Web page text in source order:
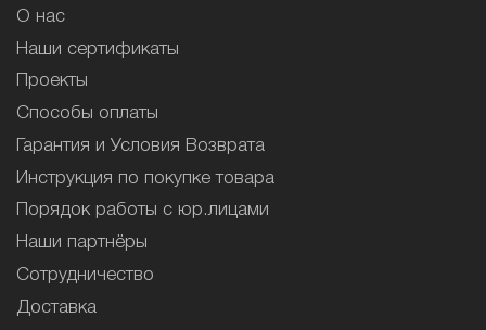
О нас
Наши сертификаты
Проекты
Способы оплаты
Гарантия и Условия Возврата
Инструкция по покупке товара
Порядок работы с юр.лицами
Наши партнёры
Сотрудничество
Доставка